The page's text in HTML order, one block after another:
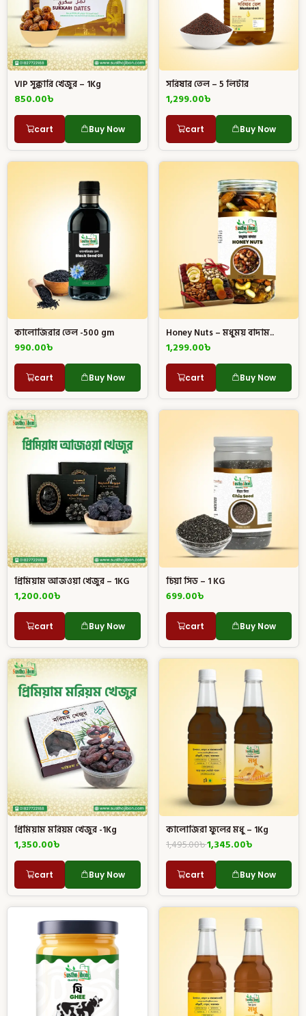
VIP সুক্কারি খেজুর – 1Kg
850.00৳
cart Buy Now
সরিষার তেল – 5 লিটার
1,299.00৳
cart Buy Now
কালোজিরার তেল -500 gm
990.00৳
cart Buy Now
Honey Nuts – মধুময় বাদাম..
1,299.00৳
cart Buy Now
প্রিমিয়াম আজওয়া খেজুর – 1KG
1,200.00৳
cart Buy Now
চিয়া সিড – 1 KG
699.00৳
cart Buy Now
প্রিমিয়াম মরিয়ম খেজুর -1Kg
1,350.00৳
cart Buy Now
কালোজিরা ফুলের মধু – 1Kg
1,495.00৳1,345.00৳
cart Buy Now